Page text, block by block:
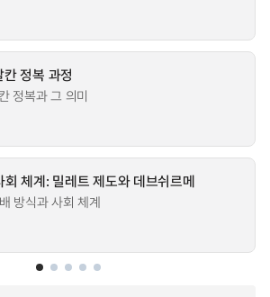
정복 과정
정복과 그 의미
체계: 밀레트 제도와 데브쉬르메
방식과 사회 체계